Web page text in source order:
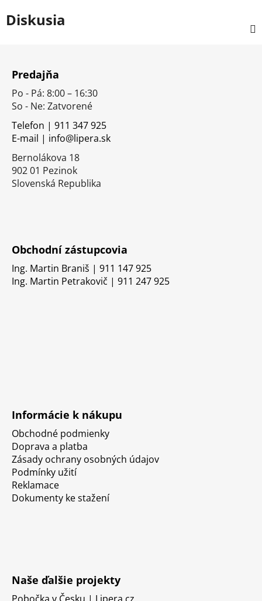
Diskusia
Predajňa
Po - Pá: 8:00 – 16:30
So - Ne: Zatvorené
Telefon | 911 347 925
E-mail | info@lipera.sk
Bernolákova 18
902 01 Pezinok
Slovenská Republika
Obchodní zástupcovia
Ing. Martin Braniš | 911 147 925
Ing. Martin Petrakovič | 911 247 925
Informácie k nákupu
Obchodné podmienky
Doprava a platba
Zásady ochrany osobných údajov
Podmínky užití
Reklamace
Dokumenty ke stažení
Naše ďalšie projekty
Pobočka v Česku | Lipera.cz